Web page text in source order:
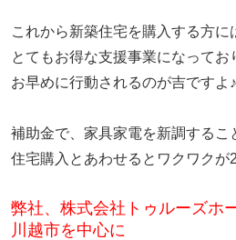
これから新築住宅を購入する方に
とてもお得な支援事業になってお
お早めに行動されるのが吉ですよ♪
補助金で、家具家電を新調するこ
住宅購入とあわせるとワクワクが
弊社、株式会社トゥルーズホ
川越市を中心に